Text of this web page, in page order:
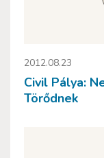
2012.08.23
Civil Pálya:
Törődnek